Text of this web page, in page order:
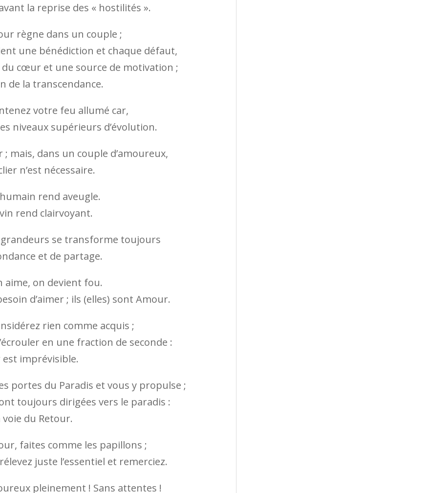
la reprise des « hostilités ».
règne dans un couple ;
une bénédiction et chaque défaut,
cœur et une source de motivation ;
de la transcendance.
votre feu allumé car,
niveaux supérieurs d’évolution.
mais, dans un couple d’amoureux,
n’est nécessaire.
rend aveugle.
rend clairvoyant.
grandeurs se transforme toujours
et de partage.
aime, on devient fou.
d’aimer ; ils (elles) sont Amour.
rien comme acquis ;
en une fraction de seconde :
est imprévisible.
portes du Paradis et vous y propulse ;
toujours dirigées vers le paradis :
voie du Retour.
faites comme les papillons ;
juste l’essentiel et remerciez.
pleinement ! Sans attentes !